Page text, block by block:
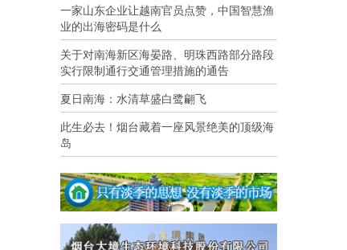
一家山东企业让越南官员点赞，中国智慧渔
业的出海密码是什么
关于对南海新区海晏路、明珠西路部分路段
实行限制通行交通管理措施的通告
夏日南海：水清草盛白鹭翩飞
此生必去！烟台藏着一座风景绝美的顶级海
岛